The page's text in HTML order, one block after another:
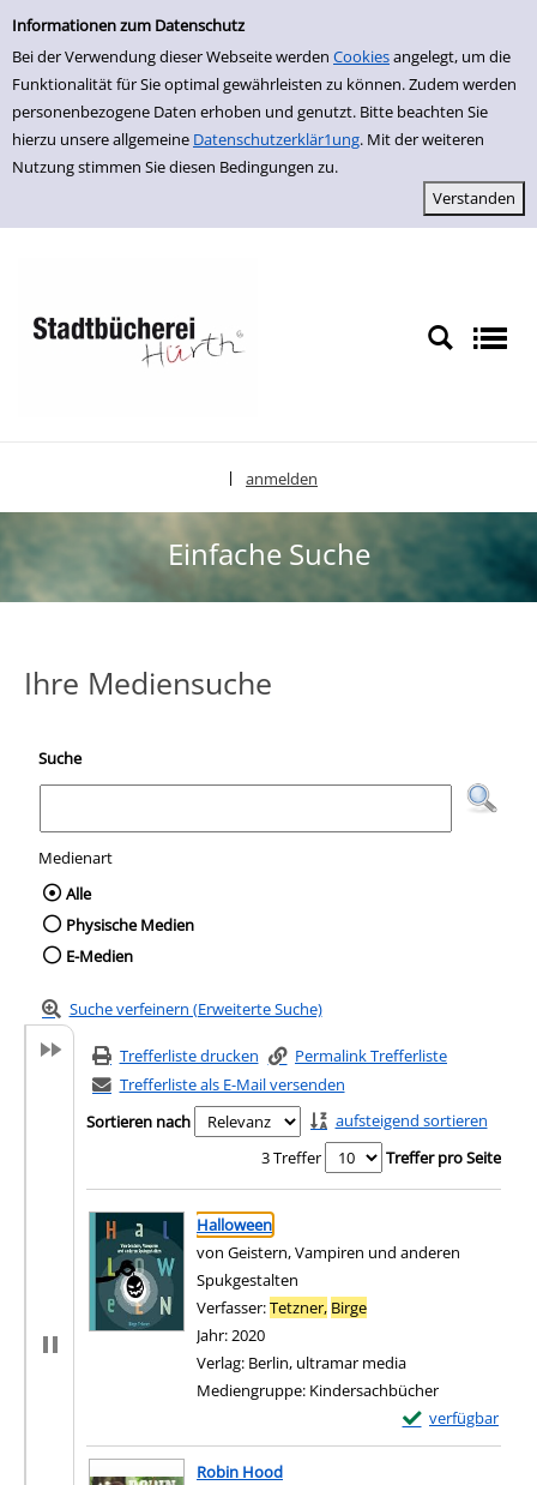
Einfache Suche
Informationen zum Datenschutz
Bei der Verwendung dieser Webseite werden Cookiesangelegt, um die
Funktionalität für Sie optimal gewährleisten zu können. Zudem werden
personenbezogene Daten erhoben und genutzt. Bitte beachten Sie
hierzu unsere allgemeine Datenschutzerklär1ung. Mit der weiteren
Nutzung stimmen Sie diesen Bedingungen zu.
zur Navigation springen
zum Inhalt springen
Zu den Suchfiltern springen
Zur Trefferliste springen
anmelden
Einfache Suche
Ihre Mediensuche
Suche
Medienart
Wählen Sie die Medienart nach der Sie
Alle
Physische Medien
E-Medien
Suche verfeinern (Erweiterte Suche)
Trefferliste drucken
Permalink Trefferliste
Trefferliste als E-Mail versenden
Sortieren nach
aufsteigend sortieren
3 Treffer
Treffer pro Seite
Suchergebnis
Zu den Suchfiltern springen
Halloween
von Geistern, Vampiren und anderen
Spukgestalten
Verfasser:Tetzner, Birge
Jahr:2020
Verlag: Berlin, ultramar media
Mediengruppe: Kindersachbücher
verfügbar
Exemplar-Details
Zum Download
Robin Hood